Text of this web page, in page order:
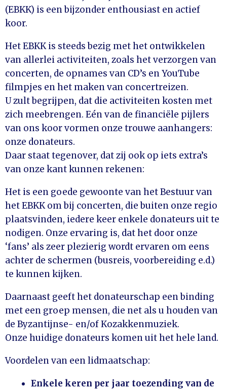
(EBKK) is een bijzonder enthousiast en actief
koor.
Het EBKK is steeds bezig met het ontwikkelen
van allerlei activiteiten, zoals het verzorgen van
concerten, de opnames van CD’s en YouTube
filmpjes en het maken van concertreizen.
U zult begrijpen, dat die activiteiten kosten met
zich meebrengen. Eén van de financiële pijlers
van ons koor vormen onze trouwe aanhangers:
onze donateurs.
Daar staat tegenover, dat zij ook op iets extra’s
van onze kant kunnen rekenen:
Het is een goede gewoonte van het Bestuur van
het EBKK om bij concerten, die buiten onze regio
plaatsvinden, iedere keer enkele donateurs uit te
nodigen. Onze ervaring is, dat het door onze
‘fans’ als zeer plezierig wordt ervaren om eens
achter de schermen (busreis, voorbereiding e.d.)
te kunnen kijken.
Daarnaast geeft het donateurschap een binding
met een groep mensen, die net als u houden van
de Byzantijnse- en/of Kozakkenmuziek.
Onze huidige donateurs komen uit het hele land.
Voordelen van een lidmaatschap:
Enkele keren per jaar toezending van de